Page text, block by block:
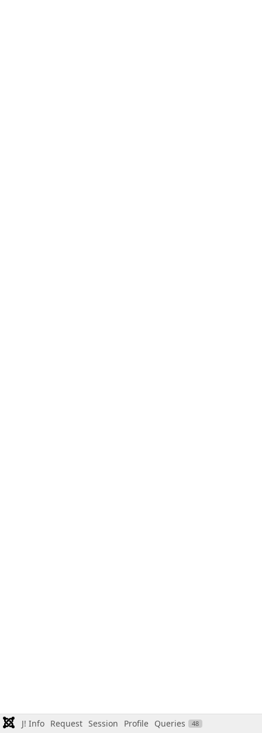
J! Info Request Session Profile Queries 48